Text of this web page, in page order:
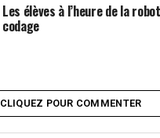
Les élèves à l’heure de la
codage
CLIQUEZ POUR COMMENTER